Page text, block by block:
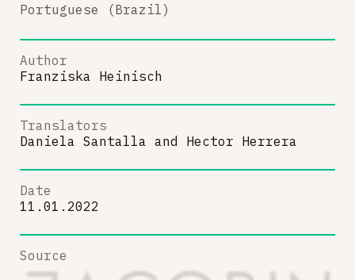
Portuguese (Brazil)
Author
Franziska Heinisch
Translators
Daniela Santalla and Hector Herrera
Date
11.01.2022
Source